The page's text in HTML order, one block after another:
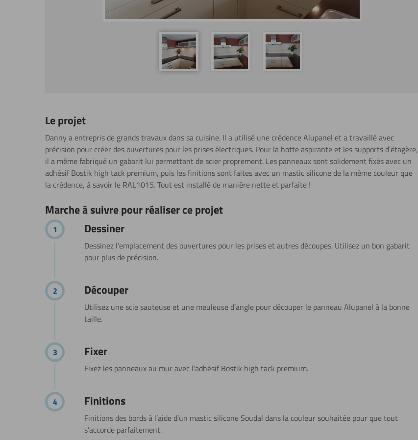
Le projet
Danny a entrepris de grands travaux dans sa cuisine. Il a utilisé une crédence Alupanel et a travaillé avec
précision pour créer des ouvertures pour les prises électriques. Pour la hotte aspirante et les supports d’étagère,
il a même fabriqué un gabarit lui permettant de scier proprement. Les panneaux sont solidement fixés avec un
adhésif Bostik high tack premium, puis les finitions sont faites avec un mastic silicone de la même couleur que
la crédence, à savoir le RAL1015. Tout est installé de manière nette et parfaite !
Marche à suivre pour réaliser ce projet
étapes
Dessiner
Dessinez l’emplacement des ouvertures pour les prises et autres découpes. Utilisez un bon gabarit
pour plus de précision.
Découper
Utilisez une scie sauteuse et une meuleuse d’angle pour découper le panneau Alupanel à la bonne
taille.
Fixer
Fixez les panneaux au mur avec l’adhésif Bostik high tack premium.
Finitions
Finitions des bords à l’aide d’un mastic silicone Soudal dans la couleur souhaitée pour que tout
s’accorde parfaitement.